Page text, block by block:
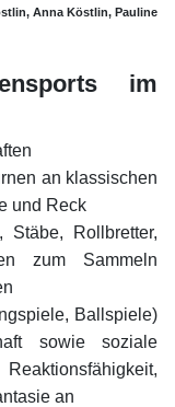
Anna Köstlin, Pauline
im
an klassischen
und Reck
Stäbe, Rollbretter,
zum Sammeln
Ballspiele)
sowie soziale
an